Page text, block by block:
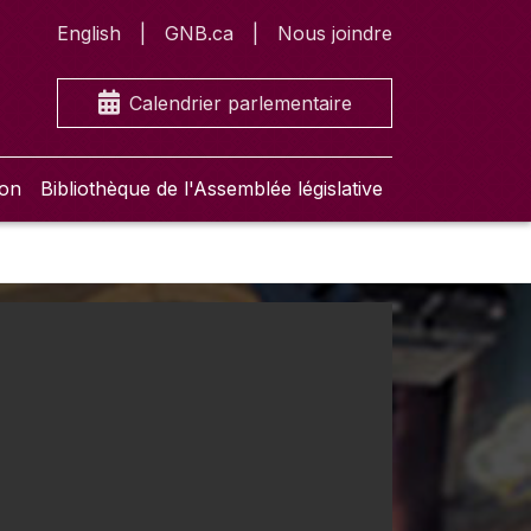
English GNB.ca Nous joindre
Calendrier parlementaire
Bibliothèque de l'Assemblée législative